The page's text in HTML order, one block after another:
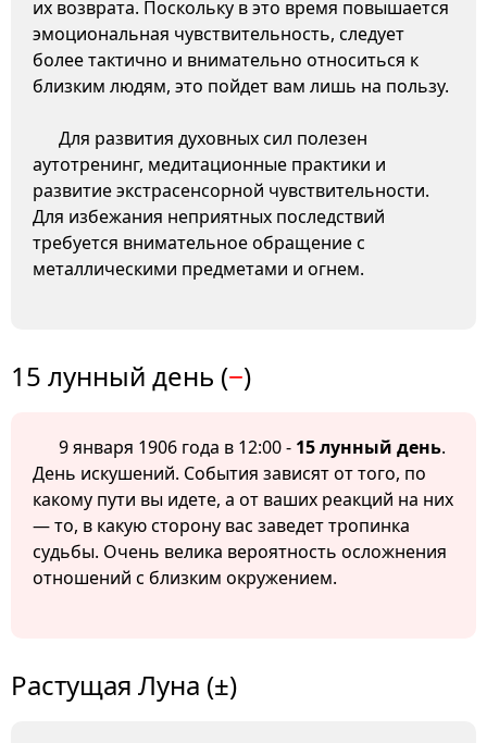
их возврата. Поскольку в это время повышается
эмоциональная чувствительность, следует
более тактично и внимательно относиться к
близким людям, это пойдет вам лишь на пользу.
Для развития духовных сил полезен
аутотренинг, медитационные практики и
развитие экстрасенсорной чувствительности.
Для избежания неприятных последствий
требуется внимательное обращение с
металлическими предметами и огнем.
15 лунный день (−)
9 января 1906 года в 12:00 - 15 лунный день.
День искушений. События зависят от того, по
какому пути вы идете, а от ваших реакций на них
— то, в какую сторону вас заведет тропинка
судьбы. Очень велика вероятность осложнения
отношений с близким окружением.
Растущая Луна (±)